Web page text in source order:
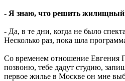
- Я знаю, что решить жилищный
- Да, в те дни, когда не было
Несколько раз, пока шла
Со временем отношение Евгения
позвоню, тебе дадут студию,
первое жилье в Москве он мне